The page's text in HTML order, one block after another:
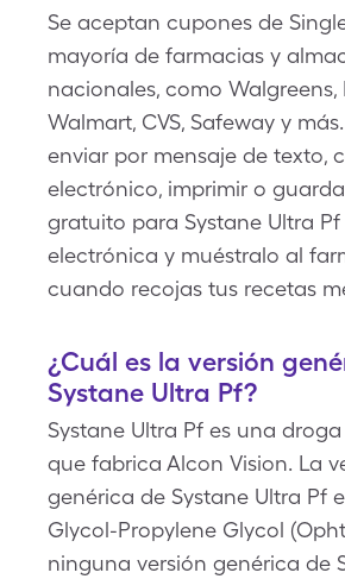
Se aceptan cupones de
mayoría de farmacias y
nacionales, como Walgreens,
Walmart, CVS, Safeway y
enviar por mensaje de texto,
electrónico, imprimir o
gratuito para Systane Ultra
electrónica y muéstralo al
cuando recojas tus recetas
¿Cuál es la versión
Systane Ultra Pf?
Systane Ultra Pf es una
que fabrica Alcon Vision. La
genérica de Systane Ultra Pf
Glycol-Propylene Glycol
ninguna versión genérica de